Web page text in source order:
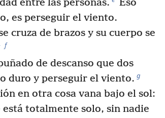
entre las personas.
Eso
es perseguir el viento.
cruza de brazos y su cuerpo se
f
de descanso que dos
duro y perseguir el viento. g
en otra cosa vana bajo el sol:
totalmente solo, sin nadie